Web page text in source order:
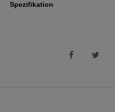
Spezifikation